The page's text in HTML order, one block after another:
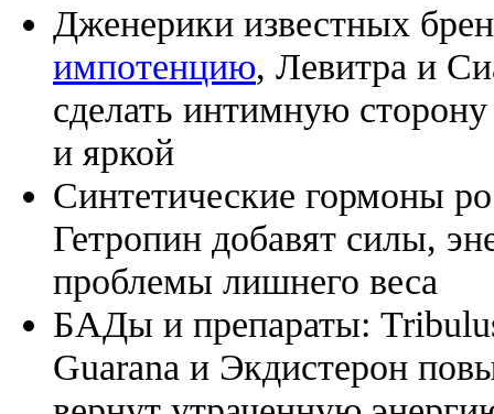
Дженерики известных
импотенцию, Левитра и
сделать интимную
и яркой
Синтетические гормоны
Гетропин добавят силы,
проблемы лишнего веса
БАДы и препараты:
Guarana и Экдистерон